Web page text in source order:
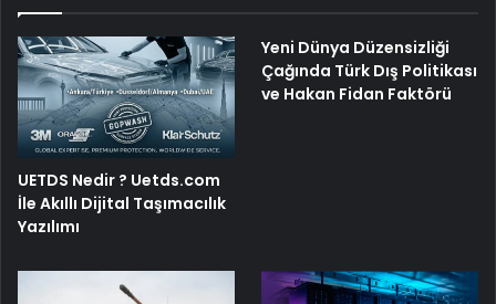
UETDS Nedir ? Uetds.com
İle Akıllı Dijital Taşımacılık
Yazılımı
Yeni Dünya Düzensizliği
Çağında Türk Dış Politikası
ve Hakan Fidan Faktörü